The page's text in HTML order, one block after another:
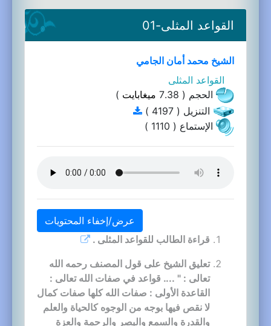
القواعد المثلى-01
الشيخ محمد أمان الجامي
القواعد المثلى
الحجم ( 7.38
ميغابايت )
التنزيل ( 4197 )
الإستماع ( 1110 )
عرض/إخفاء المحتويات
قراءة الطالب للقواعد المثلى .
تعليق الشيخ على قول المصنف رحمه الله
تعالى : " .... قواعد في صفات الله تعالى :
القاعدة الأولى : صفات الله كلها صفات كمال
لا نقص فيها بوجه من الوجوه كالحياة والعلم
والقدرة والسمع والبصر والرحمة والعزة